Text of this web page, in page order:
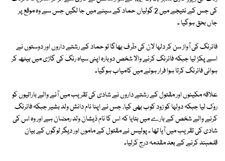
کی جس کے نتیجے میں 2 گولیاں حماد کے سینے میں جا لگیں جس سے وہ موقع پر
جاں بحق ہوگیا ۔
فائرنگ کی آواز سن کر دلہا لان کی طرف بھاگا تو حماد کے رشتے داروں اور دوستوں نے
اسے پکڑ لیا جبکہ فائرنگ کرنے والا شخص دوبارہ اپنی سیاہ رنگ کی گاڑی میں بیٹھ کر
ہوائی فائرنگ کرتا ہوا فرار ہونے میں کامیاب ہوگیا۔
علاقہ مکینوں اور مقتول کے رشتے داروں نے شادی کی تقریب میں آنے والے باراتیوں کو
روک لیا جبکہ دولہا کو زود کوب بھی کیا، جس نے اپنا نام دانش ولد بشیر جبکہ فائرنگ
کرنے والے شخص کے بارے میں بتایا کہ اس کا نام ذیشان ولد رمضان ہے اور وہ اس کی
شادی کی تقریب میں آیا تھا ۔ پولیس نے مقتول کے ماموں اور دیگر لوگوں کے بیان
قلمبند کرنے کے بعد مقدمہ درج کرلیا۔